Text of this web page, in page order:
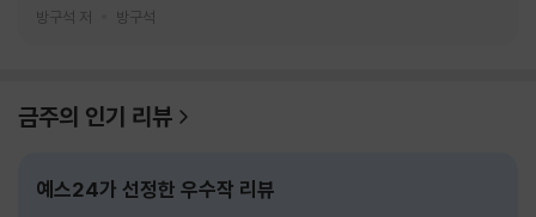
방구석 저 방구석
금주의 인기 리뷰
예스24가 선정한 우수작 리뷰